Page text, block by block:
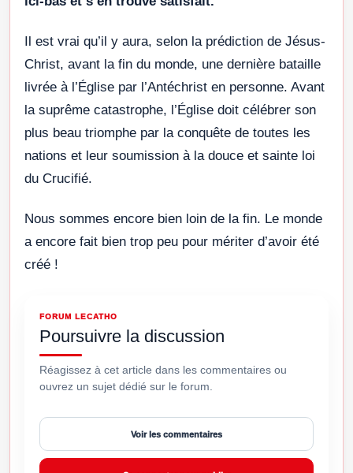
Il est vrai qu’il y aura, selon la prédiction de Jésus-
Christ, avant la fin du monde, une dernière bataille
livrée à l’Église par l’Antéchrist en personne. Avant
la suprême catastrophe, l’Église doit célébrer son
plus beau triomphe par la conquête de toutes les
nations et leur soumission à la douce et sainte loi
du Crucifié.
Nous sommes encore bien loin de la fin. Le monde
a encore fait bien trop peu pour mériter d’avoir été
créé !
FORUM LECATHO
Poursuivre la discussion
Réagissez à cet article dans les commentaires ou
ouvrez un sujet dédié sur le forum.
Voir les commentaires